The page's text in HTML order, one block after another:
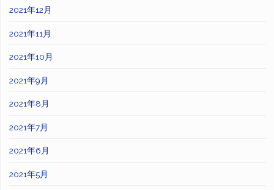
2021年12月
2021年11月
2021年10月
2021年9月
2021年8月
2021年7月
2021年6月
2021年5月